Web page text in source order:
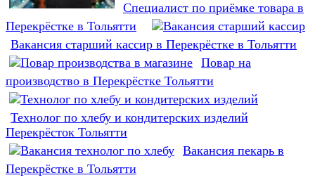
Специалист по приёмке товара в
Перекрёстке в Тольятти
Вакансия старший кассир в Перекрёстке в Тольятти
Повар на
производство в Перекрёстке Тольятти
Технолог по хлебу и кондитерских изделий
Перекрёсток Тольятти
Вакансия пекарь в
Перекрёстке в Тольятти